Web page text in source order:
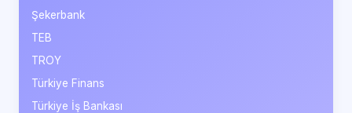
Şekerbank
TEB
TROY
Türkiye Finans
Türkiye İş Bankası